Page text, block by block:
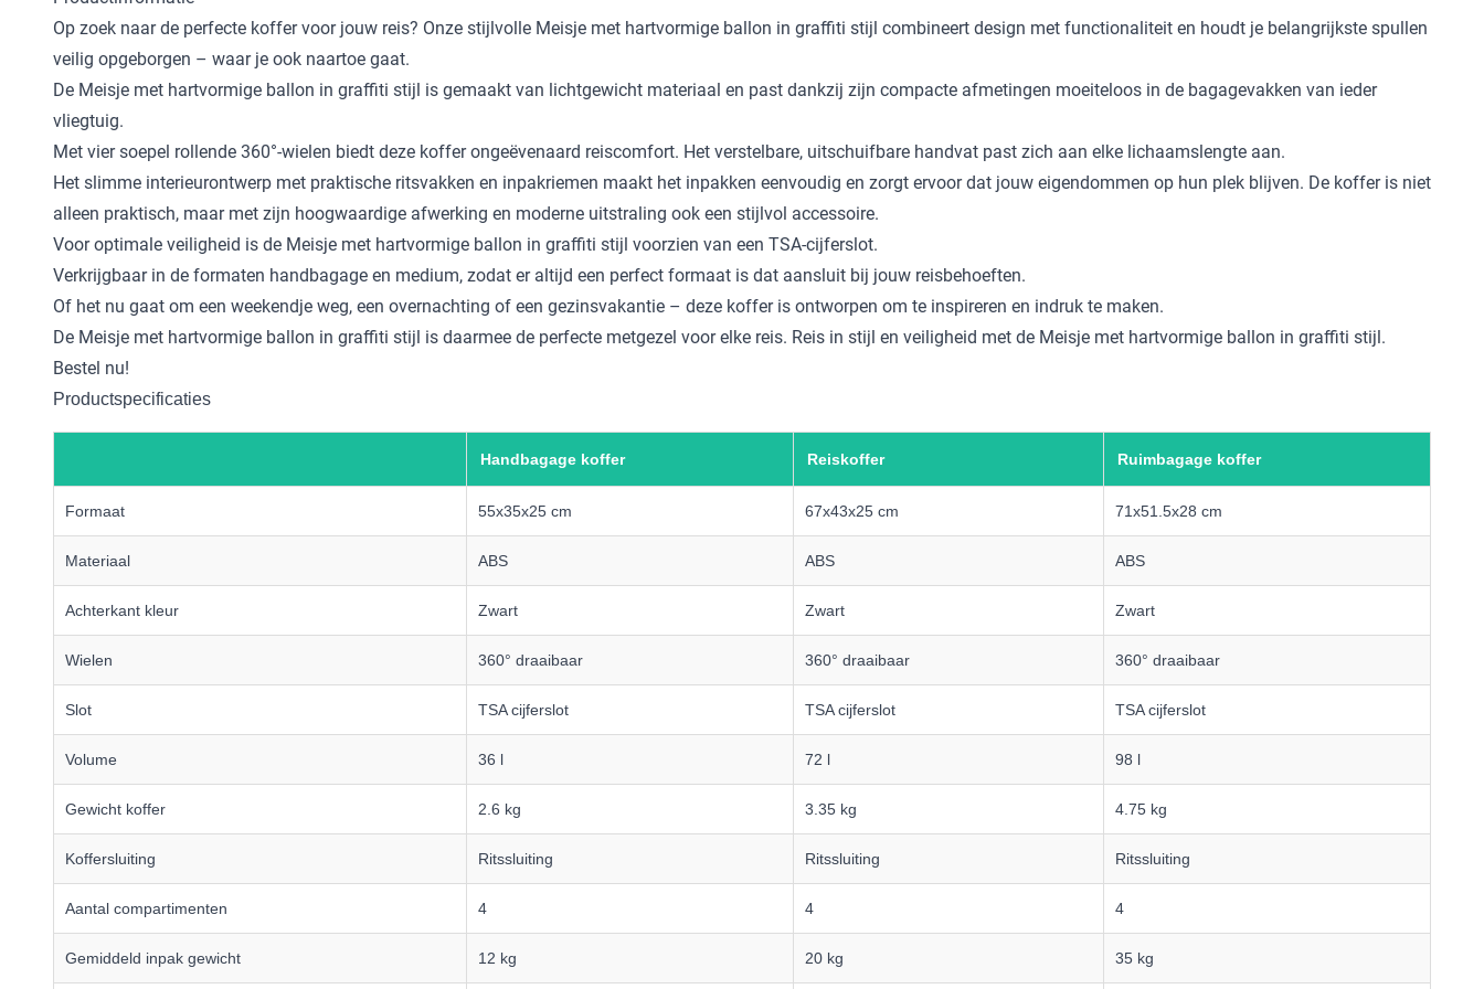
Op zoek naar de perfecte koffer voor jouw reis? Onze stijlvolle Meisje met hartvormige ballon in graffiti stijl combineert design met functionaliteit en houdt je belangrijkste spullen
veilig opgeborgen – waar je ook naartoe gaat.
De Meisje met hartvormige ballon in graffiti stijl is gemaakt van lichtgewicht materiaal en past dankzij zijn compacte afmetingen moeiteloos in de bagagevakken van ieder
vliegtuig.
Met vier soepel rollende 360°-wielen biedt deze koffer ongeëvenaard reiscomfort. Het verstelbare, uitschuifbare handvat past zich aan elke lichaamslengte aan.
Het slimme interieurontwerp met praktische ritsvakken en inpakriemen maakt het inpakken eenvoudig en zorgt ervoor dat jouw eigendommen op hun plek blijven. De koffer is niet
alleen praktisch, maar met zijn hoogwaardige afwerking en moderne uitstraling ook een stijlvol accessoire.
Voor optimale veiligheid is de Meisje met hartvormige ballon in graffiti stijl voorzien van een TSA-cijferslot.
Verkrijgbaar in de formaten handbagage en medium, zodat er altijd een perfect formaat is dat aansluit bij jouw reisbehoeften.
Of het nu gaat om een weekendje weg, een overnachting of een gezinsvakantie – deze koffer is ontworpen om te inspireren en indruk te maken.
De Meisje met hartvormige ballon in graffiti stijl is daarmee de perfecte metgezel voor elke reis. Reis in stijl en veiligheid met de Meisje met hartvormige ballon in graffiti stijl.
Bestel nu!
Productspecificaties
Handbagage koffer Reiskoffer Ruimbagage koffer
Formaat 55x35x25 cm 67x43x25 cm 71x51.5x28 cm
Materiaal ABS ABS ABS
Achterkant kleur Zwart Zwart Zwart
Wielen 360° draaibaar 360° draaibaar 360° draaibaar
Slot TSA cijferslot TSA cijferslot TSA cijferslot
Volume 36 l 72 l 98 l
Gewicht koffer 2.6 kg 3.35 kg 4.75 kg
Koffersluiting Ritssluiting Ritssluiting Ritssluiting
Aantal compartimenten 4 4 4
Gemiddeld inpak gewicht 12 kg 20 kg 35 kg